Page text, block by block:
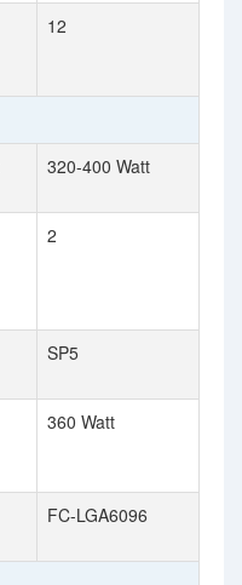
12
320-400 Watt
2
SP5
360 Watt
FC-LGA6096